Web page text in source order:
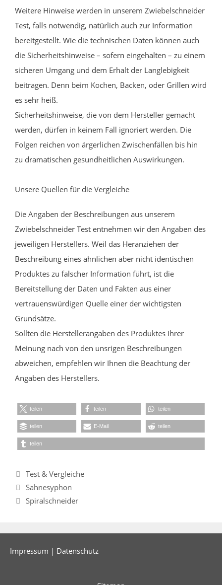
Weitere Hinweise werden in unserem Zwiebelschneider
Test, falls notwendig, natürlich auch zur Information
bereitgestellt. Wie die technischen Daten können auch
die Sicherheitshinweise – sofern eingehalten – zu einem
sicheren Umgang und dem Erhalt der Langlebigkeit
beitragen. Denn beim Kochen, Backen, oder Grillen wird
es sehr heiß.
Sicherheitshinweise, die von dem Hersteller gemacht
werden, dürfen in keinem Fall ignoriert werden. Die
Folgen reichen von ärgerlichen Zwischenfällen bis hin
zu dramatischen gesundheitlichen Auswirkungen.
Unsere Quellen für die Vergleiche
Die Angaben der Beschreibungen aus unserem
Zwiebelschneider Test entnehmen wir den Angaben des
jeweiligen Herstellers. Weil das Heranziehen der
Beschreibung eines ähnlichen aber nicht identischen
Produktes zu falscher Information führt, ist die
Bereitstellung der Daten und Fakten aus einer
vertrauenswürdigen Quelle einer der wichtigsten
Grundsätze.
Sollten die Herstellerangaben des Produktes Ihrer
Meinung nach von den unsrigen Beschreibungen
abweichen, empfehlen wir Ihnen die Beachtung der
Angaben des Herstellers.
teilen teilen teilen
teilen E-Mail teilen
teilen
Kategorien
Test & Vergleiche
Sahnesyphon
Spiralschneider
Impressum | Datenschutz